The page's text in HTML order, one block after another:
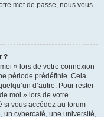
mot de passe, nous vous
?
» lors de votre connexion
période prédéfinie. Cela
d’autre. Pour rester
moi » lors de votre
si vous accédez au forum
un cybercafé, une université,